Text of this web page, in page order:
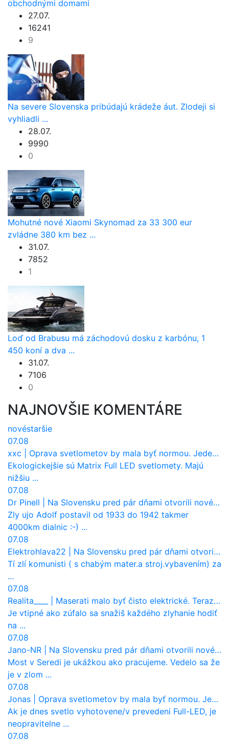
obchodnými domami
27.07.
16241
9
Na severe Slovenska pribúdajú krádeže áut. Zlodeji si
vyhliadli ...
28.07.
9990
0
Mohutné nové Xiaomi Skynomad za 33 300 eur
zvládne 380 km bez ...
31.07.
7852
1
Loď od Brabusu má záchodovú dosku z karbónu, 1
450 koní a dva ...
31.07.
7106
0
NAJNOVŠIE KOMENTÁRE
novéstaršie
07.08
xxc
Oprava svetlometov by mala byť normou. Jeden nový dnes stojí priemerne 1251 eur!
Ekologickejšie sú Matrix Full LED svetlomety. Majú
nižšiu ...
07.08
Dr Pinell
Na Slovensku pred pár dňami otvorili nové mosty, ktoré to sú?
Zly ujo Adolf postavil od 1933 do 1942 takmer
4000km dialnic :-) ...
07.08
Elektrohlava22
Na Slovensku pred pár dňami otvorili nové mosty, ktoré to sú?
Tí zlí komunisti ( s chabým mater.a stroj.vybavením) za
...
07.08
Realita____
Maserati malo byť čisto elektrické. Teraz zisťuje, že potrebuje nový osemvalcový motor
Je vtipné ako zúfalo sa snažiš každého zlyhanie hodiť
na ...
07.08
Jano-NR
Na Slovensku pred pár dňami otvorili nové mosty, ktoré to sú?
Most v Seredi je ukážkou ako pracujeme. Vedelo sa že
je v zlom ...
07.08
Jonas
Oprava svetlometov by mala byť normou. Jeden nový dnes stojí priemerne 1251 eur!
Ak je dnes svetlo vyhotovene/v prevedeni Full-LED, je
neopravitelne ...
07.08